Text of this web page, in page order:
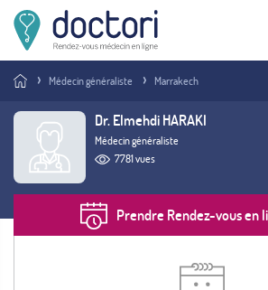
Compte médecin
Vous êtes médecin ?
Médecin généraliste Marrakech
Dr. Elmehdi HARAKI
Médecin généraliste
7781 vues
Prendre Rendez-vous en